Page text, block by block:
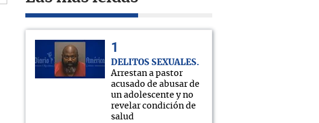
DELITOS SEXUALES
Arrestan a pastor
acusado de abusar de
un adolescente y no
revelar condición de
salud